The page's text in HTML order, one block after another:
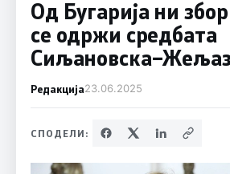
Од Бугарија ни
се одржи средбата
Редакција23.06.2025
СПОДЕЛИ: